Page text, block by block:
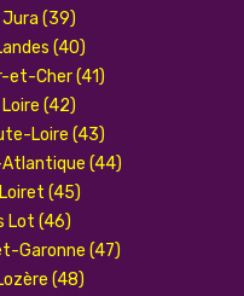
Jura (39)
(40)
et-Cher (41)
Loire (42)
Loire (43)
Atlantique (44)
(45)
Lot (46)
Garonne (47)
(48)